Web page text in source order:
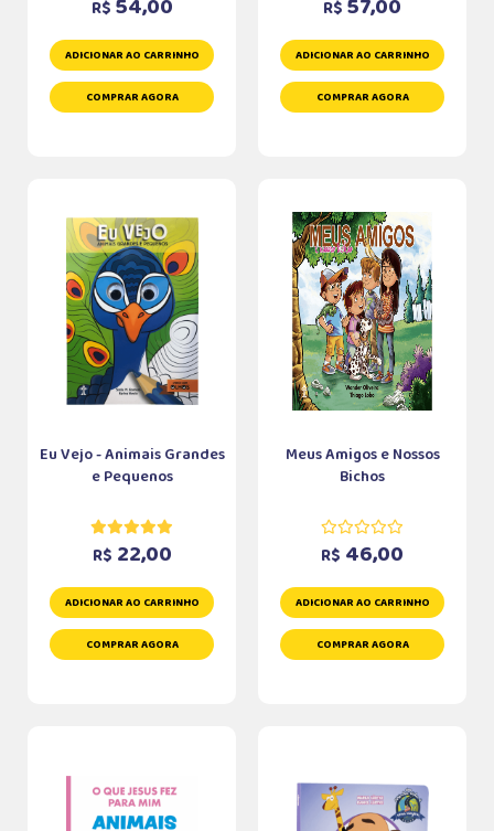
R$
ADICIONAR AO CARRINHO
COMPRAR AGORA
R$
ADICIONAR AO CARRINHO
COMPRAR AGORA
Eu Vejo - Animais Grandes
e Pequenos
R$ 22,00
ADICIONAR AO CARRINHO
COMPRAR AGORA
Meus Amigos e Nossos
Bichos
R$ 46,00
ADICIONAR AO CARRINHO
COMPRAR AGORA